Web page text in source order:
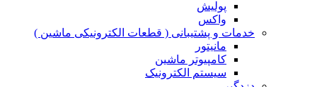
پولیش
واکس
خدمات و پشتیبانی ( قطعات الکترونیکی ماشین )
مانیتور
کامپیوتر ماشین
سیستم الکترونیک